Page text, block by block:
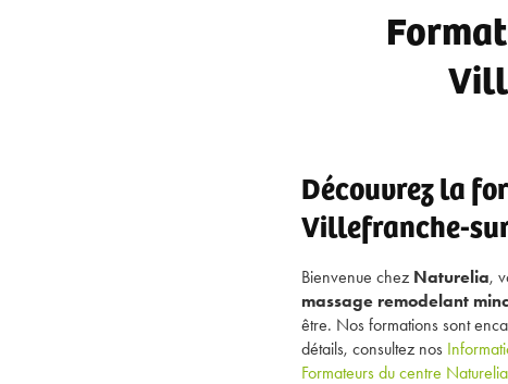
Découvrez la
Villefranche-
Bienvenue chez Naturelia,
massage remodelant
être. Nos formations sont
détails, consultez nos
Formateurs du centre Naturelia